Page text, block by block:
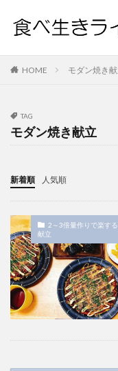
HOME モダン焼き
TAG
モダン焼き献立
新着順 人気順
2～3倍量作りで楽す
献立